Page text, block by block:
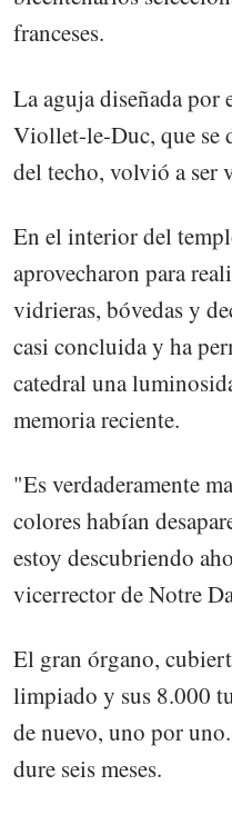
franceses.
La aguja diseñada
Viollet-le-Duc, que se
del techo, volvió a ser
En el interior del
aprovecharon para
vidrieras, bóvedas y
casi concluida y ha
catedral una
memoria reciente.
"Es verdaderamente
colores habían
estoy descubriendo
vicerrector de Notre
El gran órgano,
limpiado y sus 8.000
de nuevo, uno por
dure seis meses.